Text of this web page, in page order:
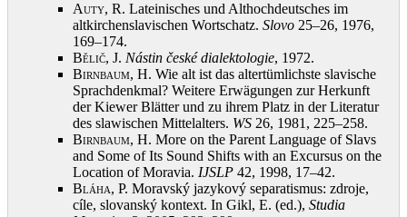
Auty, R. Lateinisches und Althochdeutsches im
altkirchenslavischen Wortschatz. Slovo 25–26, 1976,
169–174.
Bělič, J. Nástin české dialektologie, 1972.
Birnbaum, H. Wie alt ist das altertümlichste slavische
Sprachdenkmal? Weitere Erwägungen zur Herkunft
der Kiewer Blätter und zu ihrem Platz in der Literatur
des slawischen Mittelalters. WS 26, 1981, 225–258.
Birnbaum, H. More on the Parent Language of Slavs
and Some of Its Sound Shifts with an Excursus on the
Location of Moravia. IJSLP 42, 1998, 17–42.
Bláha, P. Moravský jazykový separatismus: zdroje,
cíle, slovanský kontext. In Gikl, E. (ed.), Studia